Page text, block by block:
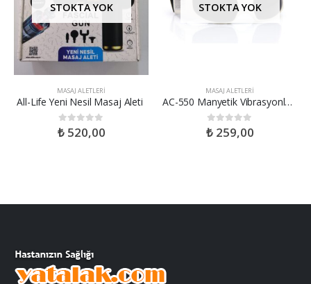
STOKTA YOK
MASAJ ALETLERI
All-Life Yeni Nesil Masaj Aleti
0 out of 5
₺520,00
STOKTA YOK
MASAJ ALETLERI
AC-550 Manyetik Vibrasyonlu Göz Çevresi Masaj Aleti
0 out of 5
₺259,00